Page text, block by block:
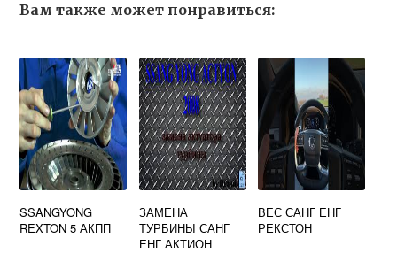
Вам также может понравиться:
SSANGYONG
REXTON 5 АКПП
ЗАМЕНА
ТУРБИНЫ САНГ
ЕНГ АКТИОН
ВЕС САНГ ЕНГ
РЕКСТОН